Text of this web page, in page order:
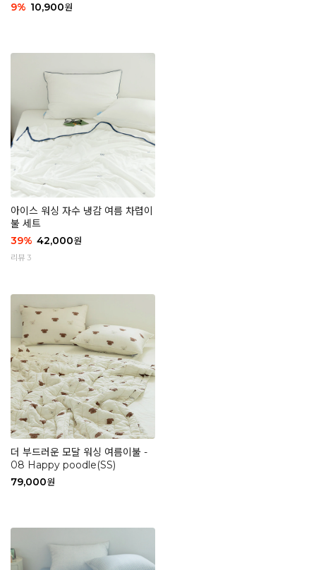
9% 10,900원
아이스 워싱 자수 냉감 여름 차렵이
불 세트
39% 42,000원
리뷰 3
더 부드러운 모달 워싱 여름이불 -
08 Happy poodle(SS)
79,000원